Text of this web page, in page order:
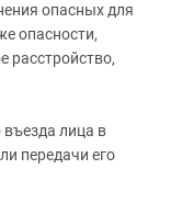
опасных для
опасности,
расстройство,
въезда лица в
передачи его